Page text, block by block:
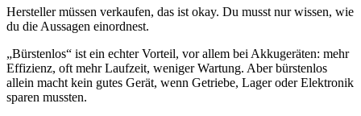
Hersteller müssen verkaufen, das ist okay. Du musst nur wissen, wie
du die Aussagen einordnest.
„Bürstenlos“ ist ein echter Vorteil, vor allem bei Akkugeräten: mehr
Effizienz, oft mehr Laufzeit, weniger Wartung. Aber bürstenlos
allein macht kein gutes Gerät, wenn Getriebe, Lager oder Elektronik
sparen mussten.